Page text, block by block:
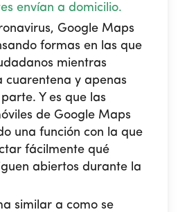
envían a domicilio.
Google Maps
formas en las que
mientras
cuarentena y apenas
Y es que las
de Google Maps
una función con la que
fácilmente qué
abiertos durante la
similar a como se